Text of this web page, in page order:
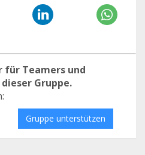
für Teamers und
Gruppe.
Gruppe unterstützen